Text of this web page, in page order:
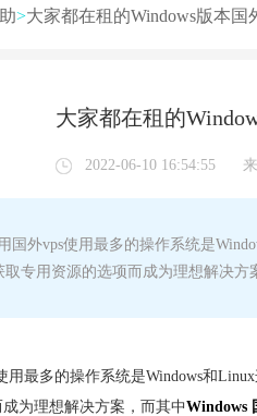
>大家都在租的Windows版本国
大家都在租的
2022-06-10 16:54:55
外vps使用最多的操作系统是
专用资源的选项而成为理想解决方
用最多的操作系统是Windows和
为理想解决方案，而其中Windows